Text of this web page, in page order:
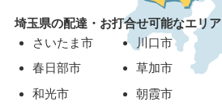
埼玉県の配達・お打合せ可能なエリア
さいたま市
川口市
春日部市
草加市
和光市
朝霞市